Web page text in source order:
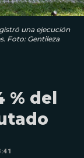
una ejecución
Foto: Gentileza
% del